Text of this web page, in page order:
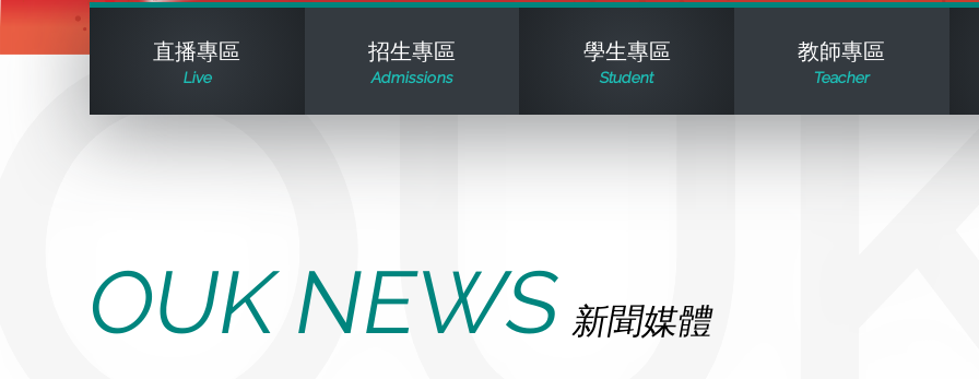
直播專區
Live
招生專區
Admissions
學生專區
Student
教師專區
Teacher
OUK NEWS 新聞媒體